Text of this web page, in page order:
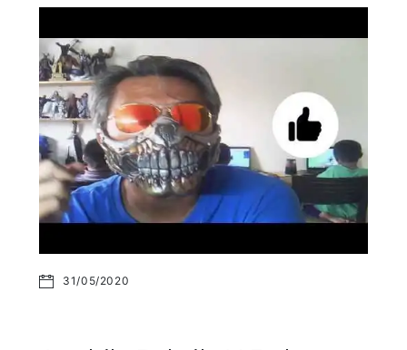
31/05/2020